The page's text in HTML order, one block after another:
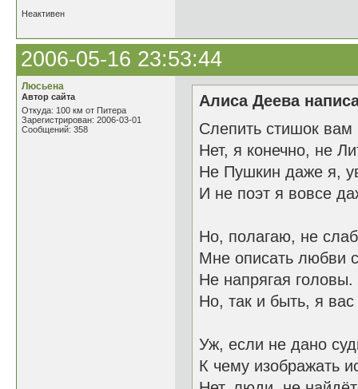
Неактивен
2006-05-16 23:53:44
Люсьена
Автор сайта
Откуда: 100 км от Питера
Зарегистрирован: 2006-03-01
Сообщений: 358
Алиса Деева
Слепить стишок
Нет, я конечно, не
Не Пушкин даже я,
И не поэт я вовсе
Но, полагаю, не
Мне описать любви
Не напрягая головы.
Но, так и быть, я
Уж, если не дано
К чему изображать